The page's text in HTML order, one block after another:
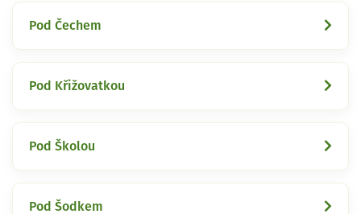
Pod Čechem
Pod Křižovatkou
Pod Školou
Pod Šodkem